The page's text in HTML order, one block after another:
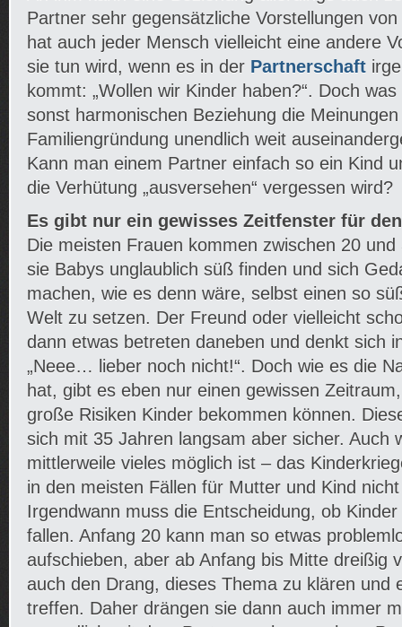
Partner sehr gegensätzliche Vorstellungen
hat auch jeder Mensch vielleicht eine andere
sie tun wird, wenn es in der Partnerschaft
kommt: „Wollen wir Kinder haben?“. Doch
sonst harmonischen Beziehung die
Familiengründung unendlich weit
Kann man einem Partner einfach so ein Kind
die Verhütung „ausversehen“ vergessen wird?
Es gibt nur ein gewisses Zeitfenster für
Die meisten Frauen kommen zwischen 20
sie Babys unglaublich süß finden und sich
machen, wie es denn wäre, selbst einen so
Welt zu setzen. Der Freund oder vielleicht
dann etwas betreten daneben und denkt sich
„Neee… lieber noch nicht!“. Doch wie es die
hat, gibt es eben nur einen gewissen
große Risiken Kinder bekommen können.
sich mit 35 Jahren langsam aber sicher. Auch
mittlerweile vieles möglich ist – das
in den meisten Fällen für Mutter und Kind
Irgendwann muss die Entscheidung, ob
fallen. Anfang 20 kann man so etwas
aufschieben, aber ab Anfang bis Mitte dreißig
auch den Drang, dieses Thema zu klären und
treffen. Daher drängen sie dann auch immer